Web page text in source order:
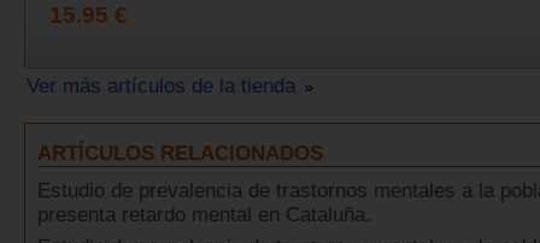
15.95 €
Ver más artículos de la tienda
ARTÍCULOS RELACIONADOS
Estudio de prevalencia de trastornos mentales a la
presenta retardo mental en Cataluña.